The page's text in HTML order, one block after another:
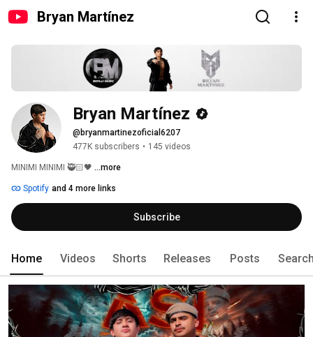
Bryan Martínez
Bryan Martínez
@bryanmartinezoficial6207
477K subscribers • 145 videos
MINIMI MINIMI 🥷🏻🖤 ...more
Spotify and 4 more links
Subscribe
Home Videos Shorts Releases Posts